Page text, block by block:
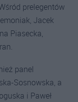
prelegentów
Jacek
Piasecka,
panel
Sosnowska, a
i Paweł